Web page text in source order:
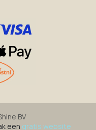
BV
een gratis website